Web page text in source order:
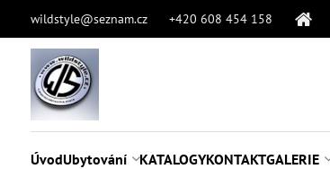
wildstyle@seznam.cz +420 608 454 158
ÚvodUbytování KATALOGYKONTAKTGALERIE